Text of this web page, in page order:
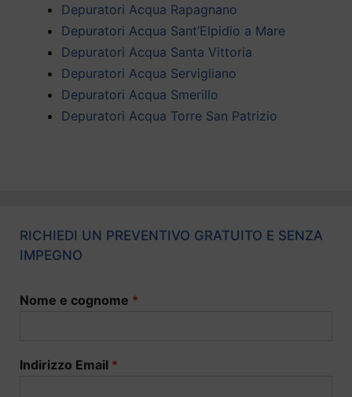
Depuratori Acqua Rapagnano
Depuratori Acqua Sant’Elpidio a Mare
Depuratori Acqua Santa Vittoria
Depuratori Acqua Servigliano
Depuratori Acqua Smerillo
Depuratori Acqua Torre San Patrizio
RICHIEDI UN PREVENTIVO GRATUITO E SENZA
IMPEGNO
Nome e cognome *
Indirizzo Email *